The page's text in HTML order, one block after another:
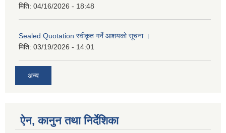
मिति: 04/16/2026 - 18:48
Sealed Quotation स्वीकृत गर्ने आशयको सूचना ।
मिति: 03/19/2026 - 14:01
अन्य
ऐन, कानुन तथा निर्देशिका